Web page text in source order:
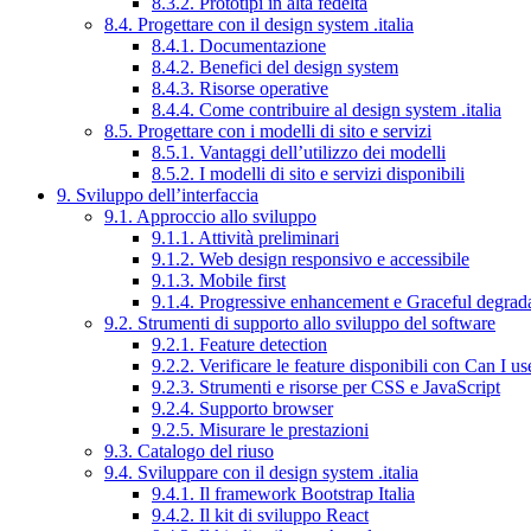
8.4. Progettare con il design system .italia
8.4.1. Documentazione
8.4.2. Benefici del design system
8.4.3. Risorse operative
8.4.4. Come contribuire al design system .italia
8.5. Progettare con i modelli di sito e servizi
8.5.1. Vantaggi dell’utilizzo dei modelli
8.5.2. I modelli di sito e servizi disponibili
9. Sviluppo dell’interfaccia
9.1. Approccio allo sviluppo
9.1.1. Attività preliminari
9.1.2. Web design responsivo e accessibile
9.1.3. Mobile first
9.1.4. Progressive enhancement e Graceful
9.2. Strumenti di supporto allo sviluppo del software
9.2.1. Feature detection
9.2.2. Verificare le feature disponibili con Can I
9.2.3. Strumenti e risorse per CSS e JavaScript
9.2.4. Supporto browser
9.2.5. Misurare le prestazioni
9.3. Catalogo del riuso
9.4. Sviluppare con il design system .italia
9.4.1. Il framework Bootstrap Italia
9.4.2. Il kit di sviluppo React